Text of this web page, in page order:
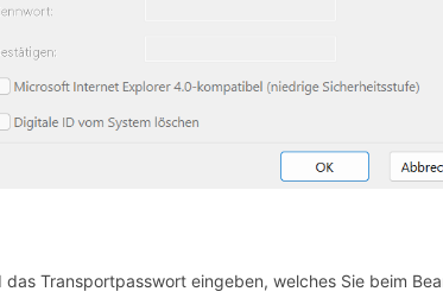
das Transportpasswort eingeben, welches Sie beim